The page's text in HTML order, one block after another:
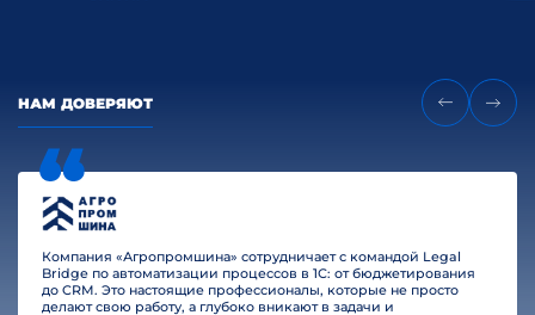
НАМ ДОВЕРЯЮТ
Компания «Агропромшина» сотрудничает с командой Legal
Bridge по автоматизации процессов в 1С: от бюджетирования
до CRM. Это настоящие профессионалы, которые не просто
делают свою работу, а глубоко вникают в задачи и